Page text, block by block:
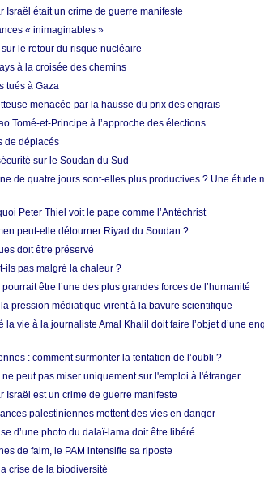
Israël était un crime de guerre manifeste
« inimaginables »
le retour du risque nucléaire
à la croisée des chemins
tués à Gaza
menacée par la hausse du prix des engrais
Tomé-et-Principe à l’approche des élections
de déplacés
sur le Soudan du Sud
de quatre jours sont-elles plus productives ? Une étude
Peter Thiel voit le pape comme l’Antéchrist
peut-elle détourner Riyad du Soudan ?
doit être préservé
ils pas malgré la chaleur ?
être l’une des plus grandes forces de l’humanité
pression médiatique virent à la bavure scientifique
la vie à la journaliste Amal Khalil doit faire l’objet d’une
: comment surmonter la tentation de l’oubli ?
peut pas miser uniquement sur l'emploi à l'étranger
Israël est un crime de guerre manifeste
palestiniennes mettent des vies en danger
d’une photo du dalaï-lama doit être libéré
de faim, le PAM intensifie sa riposte
crise de la biodiversité